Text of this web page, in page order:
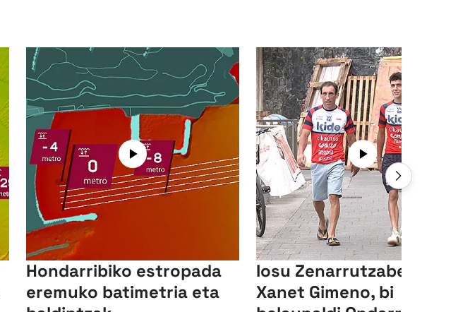
Hondarribiko estropada
eremuko batimetria eta
Iosu Zenarrutzabeitia
Xanet Gimeno, bi